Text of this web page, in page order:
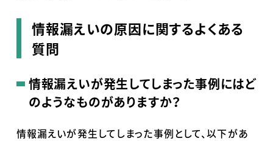
情報漏えいの原因に関するよくある
質問
情報漏えいが発生してしまった事例にはど
のようなものがありますか？
情報漏えいが発生してしまった事例として、以下があ